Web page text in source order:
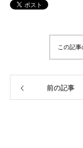
この記
前の記事